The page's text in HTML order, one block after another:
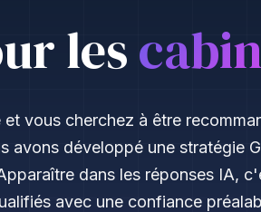
les
vous cherchez à être
avons développé une stratégie
dans les réponses IA,
avec une confiance